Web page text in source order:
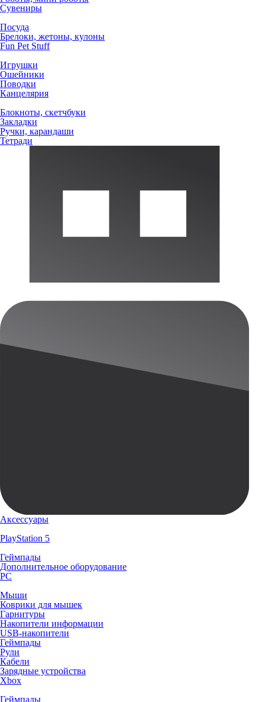
Сувениры
Посуда
Брелоки, жетоны, кулоны
Fun Pet Stuff
Игрушки
Ошейники
Поводки
Канцелярия
Блокноты, скетчбуки
Закладки
Ручки, карандаши
Тетради
Аксессуары
PlayStation 5
Геймпады
Дополнительное оборудование
PC
Мыши
Коврики для мышек
Гарнитуры
Накопители информации
USB-накопители
Геймпады
Рули
Кабели
Зарядные устройства
Xbox
Геймпады